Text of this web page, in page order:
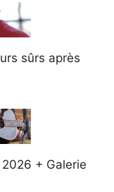
sûrs après
+ Galerie